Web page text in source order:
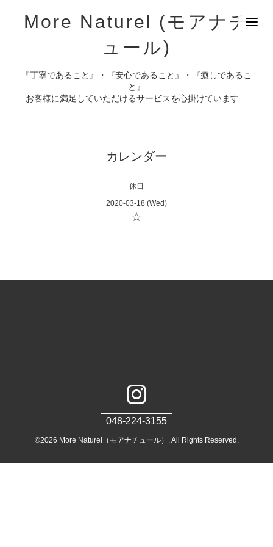
More Naturel (モアナチ
ュール)
『丁寧であること』・『安心であること』・『癒しであるこ
と』
お客様に満足していただけるサービスを心掛けています
カレンダー
休日
2020-03-18 (Wed)
☆
048-224-3155
©2026 More Naturel（モアナチュール） . All Rights Reserved.